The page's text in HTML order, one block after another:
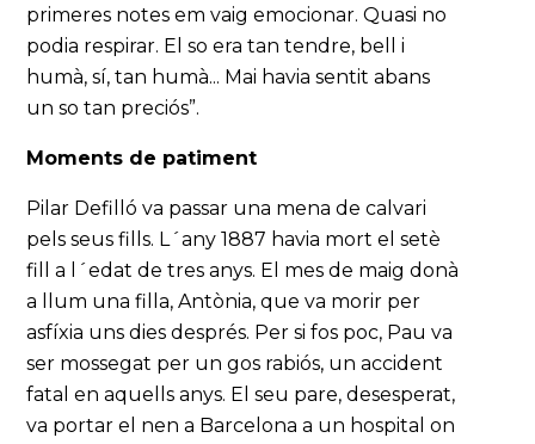
primeres notes em vaig emocionar. Quasi no
podia respirar. El so era tan tendre, bell i
humà, sí, tan humà... Mai havia sentit abans
un so tan preciós”.
Moments de patiment
Pilar Defilló va passar una mena de calvari
pels seus fills. L´any 1887 havia mort el setè
fill a l´edat de tres anys. El mes de maig donà
a llum una filla, Antònia, que va morir per
asfíxia uns dies després. Per si fos poc, Pau va
ser mossegat per un gos rabiós, un accident
fatal en aquells anys. El seu pare, desesperat,
va portar el nen a Barcelona a un hospital on